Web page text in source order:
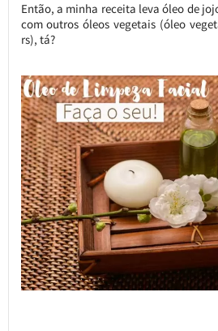
Então, a minha receita leva óleo de
com outros óleos vegetais (óleo
rs), tá?